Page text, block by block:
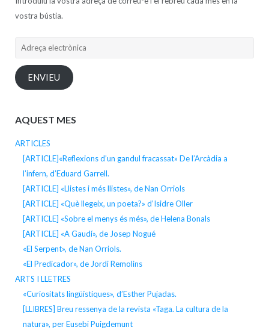
vostra bústia.
Adreça
ENVIEU
AQUEST MES
ARTICLES
[ARTICLE]«Reflexions d’un gandul fracassat» De l’Arcàdia a
l’infern, d’Eduard Garrell.
[ARTICLE] «Llistes i més llistes», de Nan Orriols
[ARTICLE] «Què llegeix, un poeta?» d’Isidre Oller
[ARTICLE] «Sobre el menys és més», de Helena Bonals
[ARTICLE] «A Gaudí», de Josep Nogué
«El Serpent», de Nan Orriols.
«El Predicador», de Jordi Remolins
ARTS I LLETRES
«Curiositats lingüístiques», d’Esther Pujadas.
[LLIBRES] Breu ressenya de la revista «Taga. La cultura de la
natura», per Eusebi Puigdemunt